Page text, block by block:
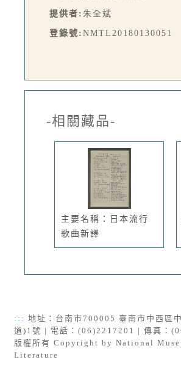
提供者: 朱全斌
登錄號: NMTL20180130051
-相關藏品-
主要名稱：日本流行
歌曲新譯
::: 地址：台南市700005 臺南市中西區
道)1號 | 電話：(06)2217201 | 傳真：
版權所有 Copyright by National
Literature